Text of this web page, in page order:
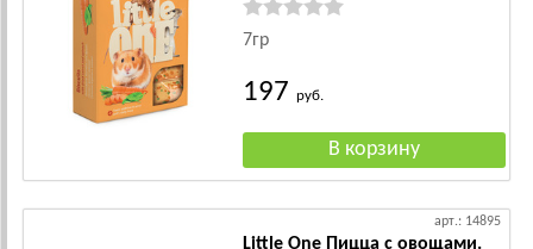
7гр
197 руб.
арт.: 14895
Little One Пицца с овощами.